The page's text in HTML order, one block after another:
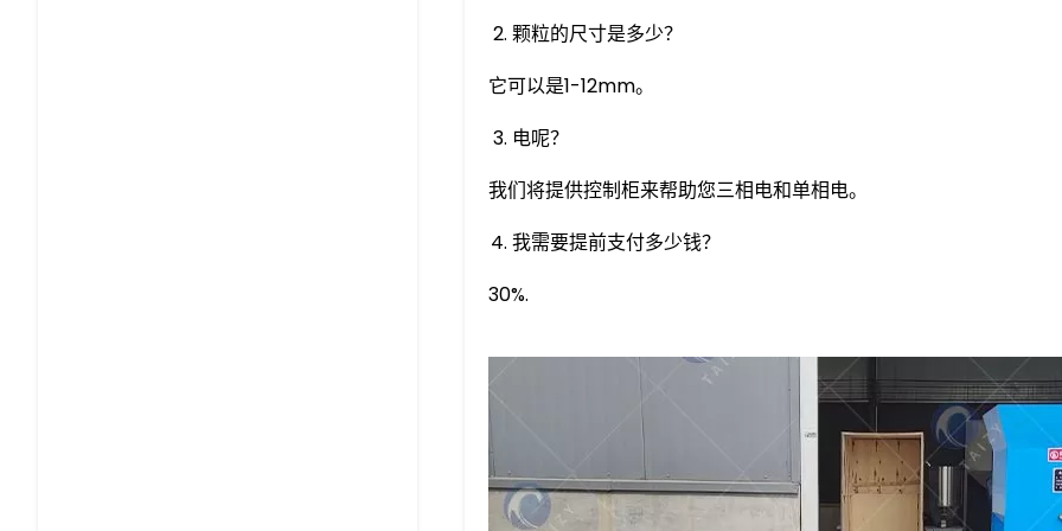
颗粒的尺寸是多少？
它可以是1-12mm。
电呢？
我们将提供控制柜来帮助您三相电和单相电。
我需要提前支付多少钱？
30%.